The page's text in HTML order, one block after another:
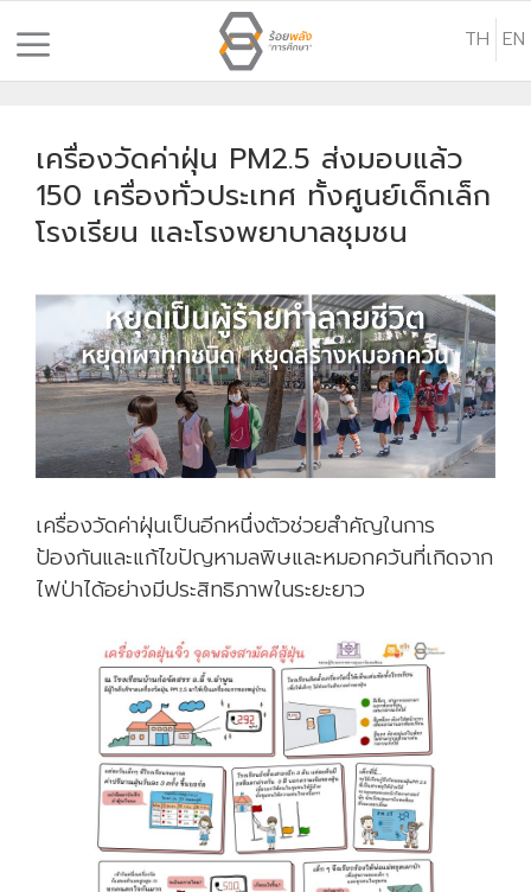
TH EN
i
เครื่องวัดค่าฝุ่น PM2.5 ส่งมอบแล้ว
150 เครื่องทั่วประเทศ ทั้งศูนย์เด็กเล็ก
โรงเรียน และโรงพยาบาลชุมชน
เครื่องวัดค่าฝุ่นเป็นอีกหนึ่งตัวช่วยสำคัญในการ
ป้องกันและแก้ไขปัญหามลพิษและหมอกควันที่เกิดจาก
ไฟป่าได้อย่างมีประสิทธิภาพในระยะยาว